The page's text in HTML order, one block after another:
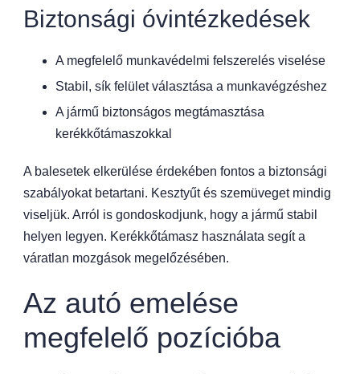
Biztonsági óvintézkedések
A megfelelő munkavédelmi felszerelés viselése
Stabil, sík felület választása a munkavégzéshez
A jármű biztonságos megtámasztása
kerékkőtámaszokkal
A balesetek elkerülése érdekében fontos a biztonsági
szabályokat betartani. Kesztyűt és szemüveget mindig
viseljük. Arról is gondoskodjunk, hogy a jármű stabil
helyen legyen. Kerékkőtámasz használata segít a
váratlan mozgások megelőzésében.
Az autó emelése
megfelelő pozícióba